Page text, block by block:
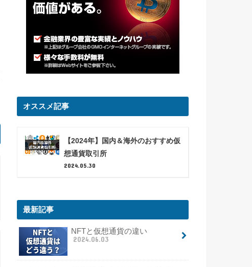
オススメ記事
【2024年】国内＆海外のおすすめ仮
想通貨取引所
2024.05.30
最新記事
NFTと仮想通貨の違い
2024.06.03